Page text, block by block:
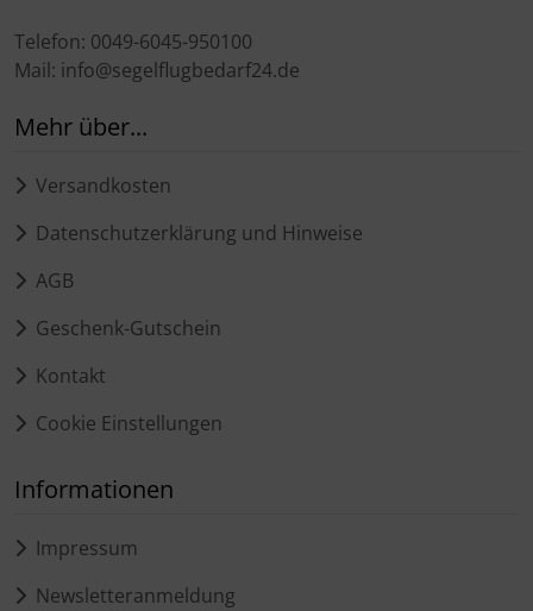
Telefon: 0049-6045-950100
Mail: info@segelflugbedarf24.de
Mehr über...
Versandkosten
Datenschutzerklärung und Hinweise
AGB
Geschenk-Gutschein
Kontakt
Cookie Einstellungen
Informationen
Impressum
Newsletteranmeldung